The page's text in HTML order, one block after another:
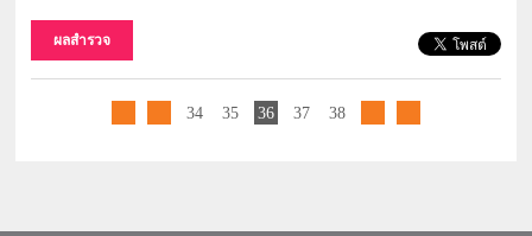
ผลสำรวจ
34 35 36 37 38